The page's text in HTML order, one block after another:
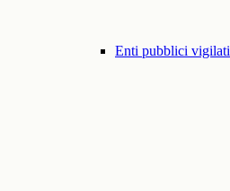
Enti pubblici vigilati